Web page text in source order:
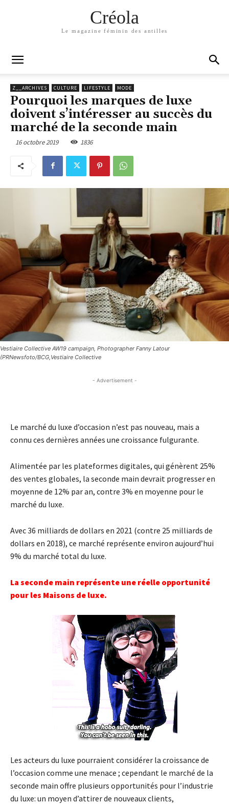
Créola
Le magazine féminin des antilles
Z__ARCHIVES CULTURE LIFESTYLE MODE
Pourquoi les marques de luxe
doivent s’intéresser au succès du
marché de la seconde main
16 octobre 2019 1836
Vestiaire Collective AW19 campaign, Photographer Fanny Latour
(PRNewsfoto/BCG,Vestiaire Collective
- Advertisement -
Le marché du luxe d’occasion n’est pas nouveau, mais a
connu ces dernières années une croissance fulgurante.
Alimentée par les plateformes digitales, qui génèrent 25%
des ventes globales, la seconde main devrait progresser en
moyenne de 12% par an, contre 3% en moyenne pour le
marché du luxe.
Avec 36 milliards de dollars en 2021 (contre 25 milliards de
dollars en 2018), ce marché représente environ aujourd’hui
9% du marché total du luxe.
La seconde main représente une réelle opportunité
pour les Maisons de luxe.
Les acteurs du luxe pourraient considérer la croissance de
l’occasion comme une menace ; cependant le marché de la
seconde main offre plusieurs opportunités pour l’industrie
du luxe: un moyen d’attirer de nouveaux clients,